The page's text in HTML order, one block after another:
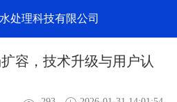
处理科技有限公司
容，技术升级与用户认